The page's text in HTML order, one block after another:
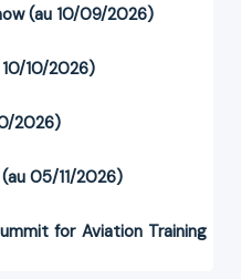
(au 10/09/2026)
10/2026)
2026)
05/11/2026)
for Aviation Training